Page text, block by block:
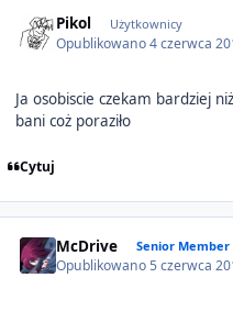
Pikol Użytkownicy
Opublikowano4 czerwca
Ja osobiscie czekam bardziej
bani coż poraziło
Cytuj
McDrive Senior Member
Opublikowano 5 czerwca